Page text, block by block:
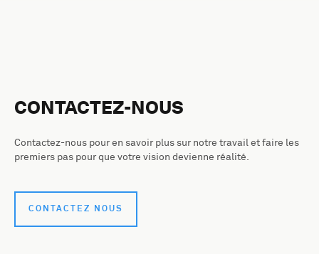
CONTACTEZ-NOUS
Contactez-nous pour en savoir plus sur notre travail et faire les
premiers pas pour que votre vision devienne réalité.
CONTACTEZ NOUS